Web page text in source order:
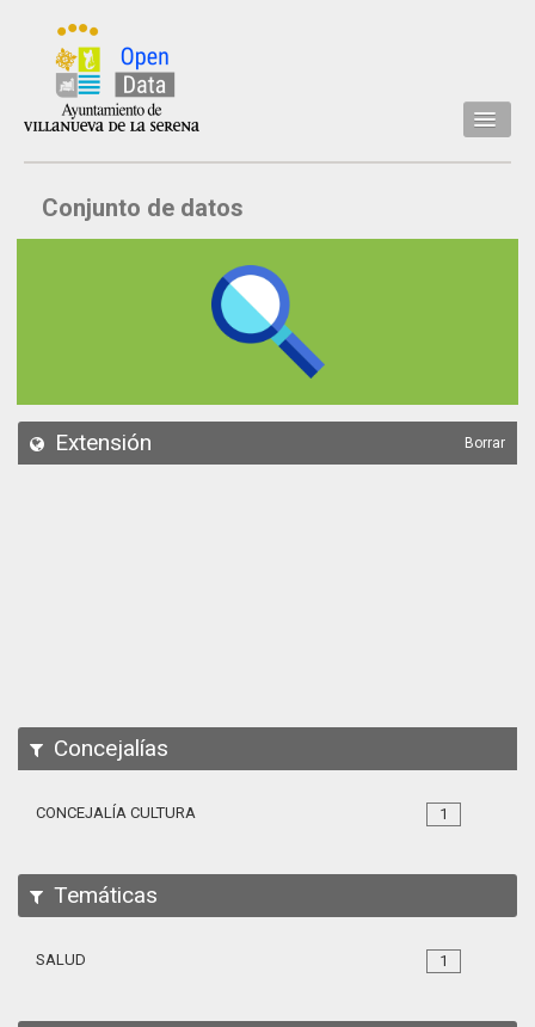
Inicio
Datos
API
Conjunto de datos
Extensión Borrar
Concejalías
1
CONCEJALÍA CULTURA
Temáticas
1
SALUD